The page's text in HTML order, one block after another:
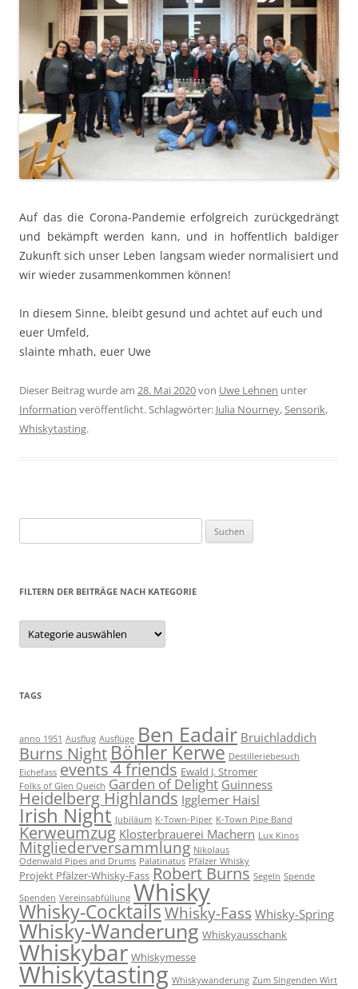
Auf das die Coro­na-Pan­demie erfol­gre­ich zurückge­drängt
und bekämpft wer­den kann, und in hof­fentlich baldiger
Zukun­ft sich unser Leben langsam wieder nor­mal­isiert und
wir wieder zusam­menkom­men können!
In diesem Sinne, bleibt gesund und achtet auf euch und
euer Umfeld,
slainte mhath, euer Uwe
Dieser Beitrag wurde am 28. Mai 2020von Uwe Lehnen unter
Information veröffentlicht. Schlagwörter: Julia Nourney, Sensorik,
Whiskytasting.
nach:
FILTERN DER BEITRÄGE NACH KATEGORIE
Filtern
der
Beiträge
TAGS
anno 1951 Ausflug Ausflüge Ben Eadair Bruichladdich
Burns Night Böhler Kerwe Destilleriebesuch
Eichefass events 4 friends Ewald J. Stromer
Folks of Glen Queich Garden of Delight Guinness
Heidelberg Highlands Igglemer Haisl
Irish Night Jubiläum K-Town-Piper K-Town Pipe Band
Kerweumzug Klosterbrauerei Machern Lux Kinos
Mitgliederversammlung Nikolaus
Odenwald Pipes and Drums Palatinatus Pfälzer Whisky
Projekt Pfälzer-Whisky-Fass Robert Burns Segeln Spende
Spenden Vereinsabfüllung Whisky
Whisky-CocktailsWhisky-Fass Whisky-Spring
Whisky-Wanderung Whiskyausschank
Whiskybar Whiskymesse
Whiskytasting Whiskywanderung Zum Singenden Wirt